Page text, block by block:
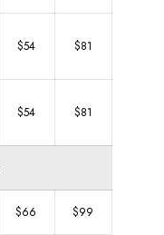
$54 $81
$54 $81
$66 $99